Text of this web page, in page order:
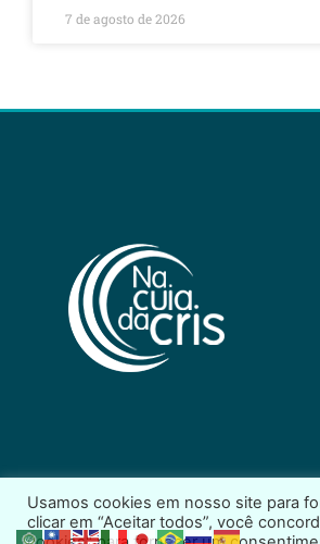
7 de agosto de 2026
2026 © Na Cuia da Cris – Todos os
Usamos cookies em nosso site para
clicar em “Aceitar todos”, você